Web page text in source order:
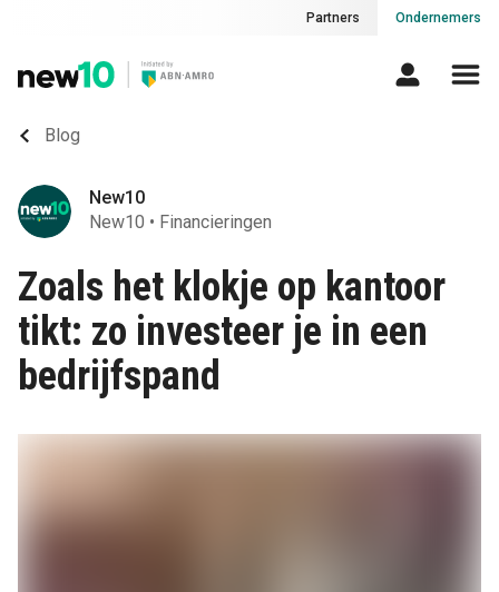
Partners Ondernemers
Blog
New10
New10 • Financieringen
Zoals het klokje op kantoor
tikt: zo investeer je in een
bedrijfspand